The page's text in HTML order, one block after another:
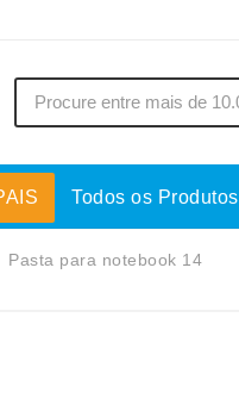
Canecas
Todos os Produtos
Pasta para notebook 14